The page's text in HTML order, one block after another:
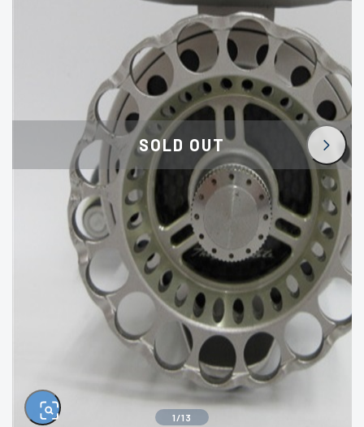
イシグロ静岡中吉田店
イシグロ名東引山店
イシグロ豊田店
イシグロ豊橋向山店
イシグロ岐阜店
イシグロ高林店
イシグロ西尾店
イシグロ三河安城店
イシグロ半田店
イシグロ岡崎若松店
イシグロ岡崎大樹寺店
イシグロ焼津店
イシグロ沼津店
悪
C-
かなり使用感があり、全体的
に目立つ傷が多い品
著しく状態が悪いが使用はで
きるもの、改造品も含む
※ルアー、エギ、雑品、その他につきましては
ランク表記はございません。 状態は写真にて
ご確認ください。
SOLD OUT
1 /13